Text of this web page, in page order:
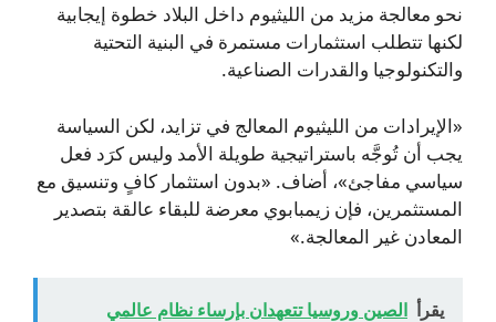
نحو معالجة مزيد من الليثيوم داخل البلاد خطوة إيجابية
لكنها تتطلب استثمارات مستمرة في البنية التحتية
والتكنولوجيا والقدرات الصناعية.
«الإيرادات من الليثيوم المعالج في تزايد، لكن السياسة
يجب أن تُوجَّه باستراتيجية طويلة الأمد وليس كرَد فعل
سياسي مفاجئ»، أضاف. «بدون استثمار كافٍ وتنسيق مع
المستثمرين، فإن زيمبابوي معرضة للبقاء عالقة بتصدير
المعادن غير المعالجة.»
يقرأ الصين وروسيا تتعهدان بإرساء نظام عالمي